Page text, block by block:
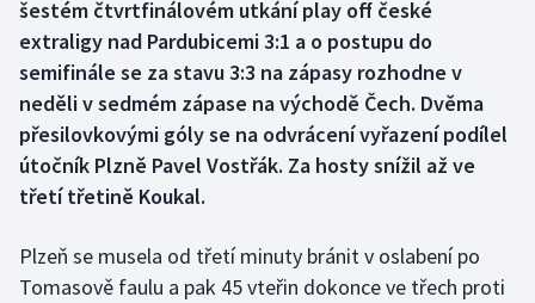
Curling
Dostihy
Florbal
Golf
šestém čtvrtfinálovém utkání play off české
extraligy nad Pardubicemi 3:1 a o postupu do
semifinále se za stavu 3:3 na zápasy rozhodne v
neděli v sedmém zápase na východě Čech. Dvěma
přesilovkovými góly se na odvrácení vyřazení podílel
útočník Plzně Pavel Vostřák. Za hosty snížil až ve
třetí třetině Koukal.
Plzeň se musela od třetí minuty bránit v oslabení po
Tomasově faulu a pak 45 vteřin dokonce ve třech proti